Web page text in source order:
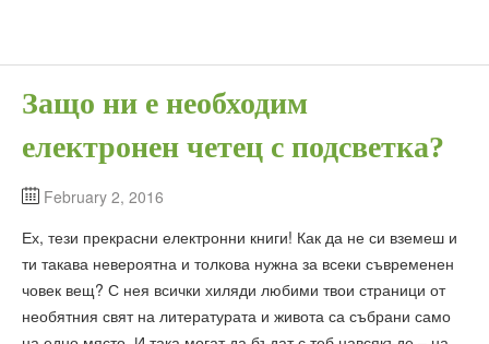
Защо ни е необходим
електронен четец с подсветка?
February 2, 2016
Ех, тези прекрасни електронни книги! Как да не си вземеш и
ти такава невероятна и толкова нужна за всеки съвременен
човек вещ? С нея всички хиляди любими твои страници от
необятния свят на литературата и живота са събрани само